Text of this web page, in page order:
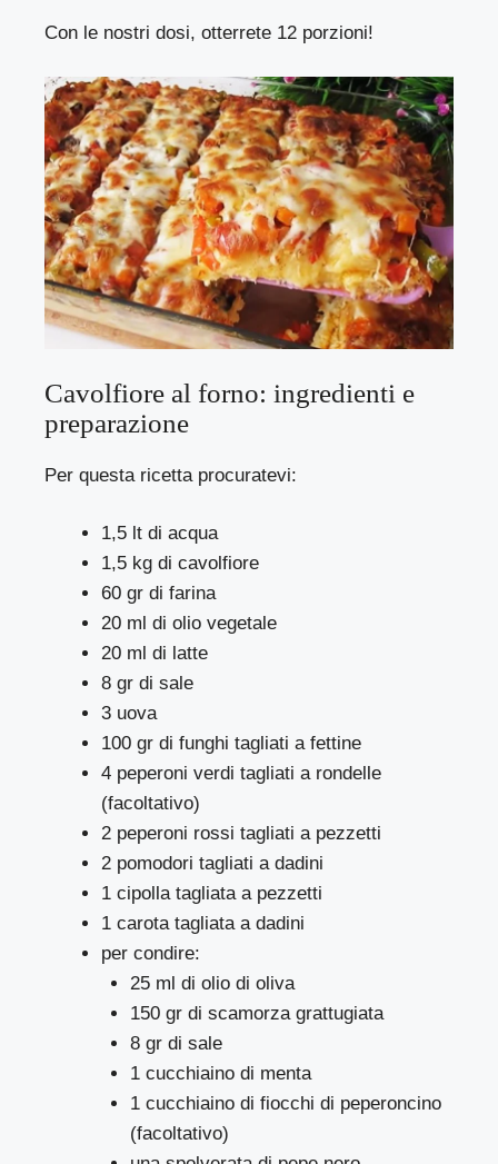
Con le nostri dosi, otterrete 12 porzioni!
Cavolfiore al forno: ingredienti e
preparazione
Per questa ricetta procuratevi:
1,5 lt di acqua
1,5 kg di cavolfiore
60 gr di farina
20 ml di olio vegetale
20 ml di latte
8 gr di sale
3 uova
100 gr di funghi tagliati a fettine
4 peperoni verdi tagliati a rondelle
(facoltativo)
2 peperoni rossi tagliati a pezzetti
2 pomodori tagliati a dadini
1 cipolla tagliata a pezzetti
1 carota tagliata a dadini
per condire:
25 ml di olio di oliva
150 gr di scamorza grattugiata
8 gr di sale
1 cucchiaino di menta
1 cucchiaino di fiocchi di peperoncino
(facoltativo)